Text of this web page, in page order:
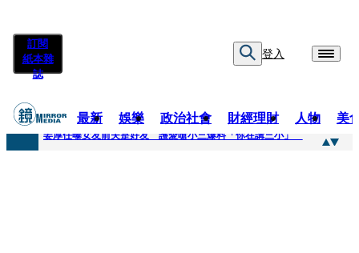
訂閱
紙本雜
誌
登入
最新 娛樂 政治社會 財經理財 人物 美
快訊
姜厚任曝女友前夫是好友 護愛嗆小三爆料「你在講三小」